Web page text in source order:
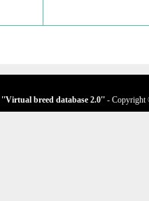
''Virtual breed database 2.0'' - Copyright